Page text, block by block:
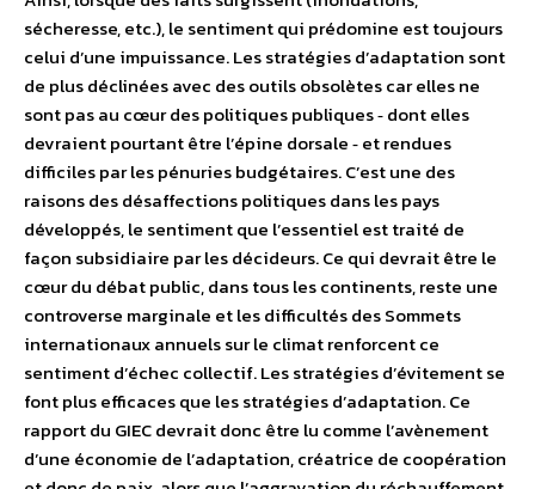
sécheresse, etc.), le sentiment qui prédomine est toujours
celui d’une impuissance. Les stratégies d’adaptation sont
de plus déclinées avec des outils obsolètes car elles ne
sont pas au cœur des politiques publiques ‐ dont elles
devraient pourtant être l’épine dorsale ‐ et rendues
difficiles par les pénuries budgétaires. C’est une des
raisons des désaffections politiques dans les pays
développés, le sentiment que l’essentiel est traité de
façon subsidiaire par les décideurs. Ce qui devrait être le
cœur du débat public, dans tous les continents, reste une
controverse marginale et les difficultés des Sommets
internationaux annuels sur le climat renforcent ce
sentiment d’échec collectif. Les stratégies d’évitement se
font plus efficaces que les stratégies d’adaptation. Ce
rapport du GIEC devrait donc être lu comme l’avènement
d’une économie de l’adaptation, créatrice de coopération